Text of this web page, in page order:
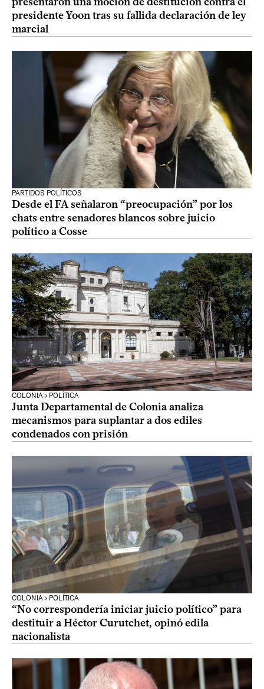
presidente Yoon tras su fallida declaración de ley
marcial
PARTIDOS POLÍTICOS
Desde el FA señalaron “preocupación” por los
chats entre senadores blancos sobre juicio
político a Cosse
COLONIA › POLÍTICA
Junta Departamental de Colonia analiza
mecanismos para suplantar a dos ediles
condenados con prisión
COLONIA › POLÍTICA
“No correspondería iniciar juicio político” para
destituir a Héctor Curutchet, opinó edila
nacionalista